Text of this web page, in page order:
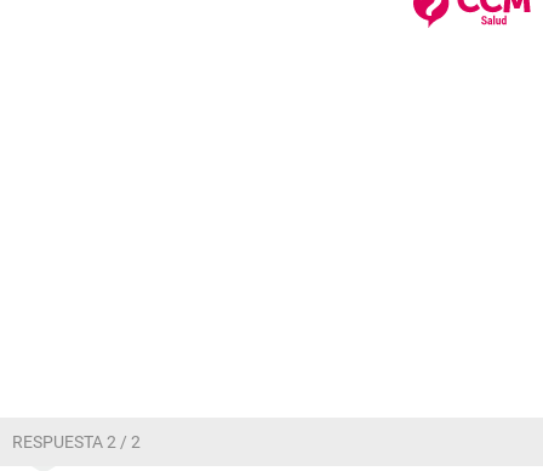
RESPUESTA 2 / 2